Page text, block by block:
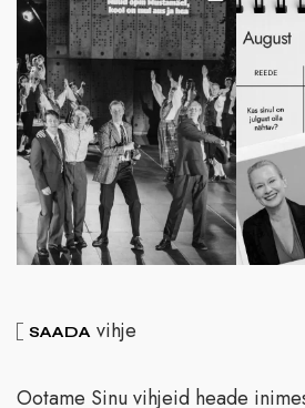
SAADA vihje
Ootame Sinu vihjeid heade